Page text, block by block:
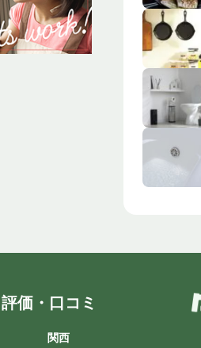
価・口コミ
関西